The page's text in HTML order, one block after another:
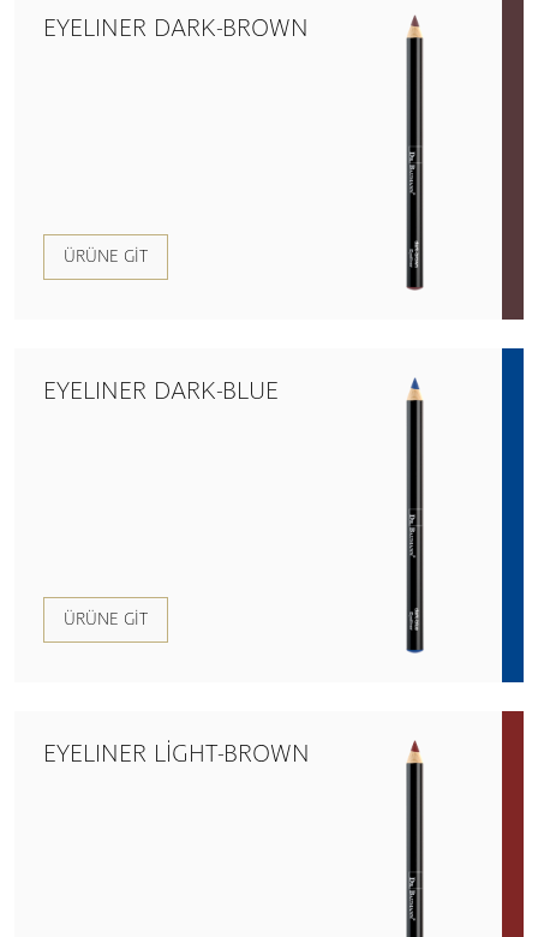
EYELINER DARK-BROWN
ÜRÜNE GIT
EYELINER DARK-BLUE
ÜRÜNE GIT
EYELINER LIGHT-BROWN